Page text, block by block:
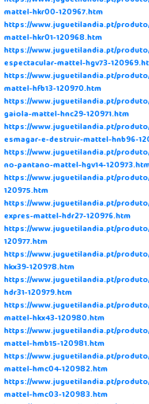
mattel-hkr00-120967.htm
https://www.juguetilandia.pt/
mattel-hkr01-120968.htm
https://www.juguetilandia.pt/
espectacular-mattel-hgv73-
https://www.juguetilandia.pt/
mattel-hfb13-120970.htm
https://www.juguetilandia.pt/
gaiola-mattel-hnc29-120971.htm
https://www.juguetilandia.pt/
esmagar-e-destruir-mattel-hnb96-
https://www.juguetilandia.pt/
no-pantano-mattel-hgv14-
https://www.juguetilandia.pt/
120975.htm
https://www.juguetilandia.pt/
expres-mattel-hdr27-120976.htm
https://www.juguetilandia.pt/
120977.htm
https://www.juguetilandia.pt/
hkx39-120978.htm
https://www.juguetilandia.pt/
hdr31-120979.htm
https://www.juguetilandia.pt/
mattel-hkx43-120980.htm
https://www.juguetilandia.pt/
mattel-hmb15-120981.htm
https://www.juguetilandia.pt/
mattel-hmc04-120982.htm
https://www.juguetilandia.pt/
mattel-hmc03-120983.htm